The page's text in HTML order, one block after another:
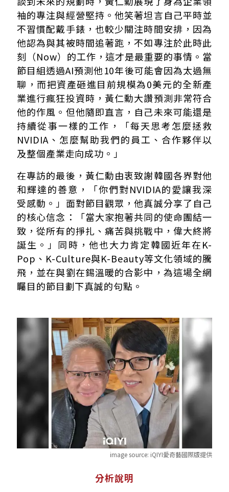
袖的專注與經營堅持。他笑著坦言自己平時並
不習慣配戴手錶，也較少關注時間安排，因為
他認為與其被時間追著跑，不如專注於此時此
刻（Now）的工作，這才是最重要的事情。當
節目組透過AI預測他10年後可能會因為太過無
聊，而把資產砸進目前規模為0美元的全新產
業進行瘋狂投資時，黃仁勳大讚預測非常符合
他的作風。但他隨即直言，自己未來可能還是
持續從事一樣的工作，「每天思考怎麼拯救
NVIDIA、怎麼幫助我們的員工、合作夥伴以
及整個產業走向成功。」
在專訪的最後，黃仁勳由衷致謝韓國各界對他
和輝達的善意，「你們對NVIDIA的愛讓我深
受感動。」面對節目觀眾，他真誠分享了自己
的核心信念：「當大家抱著共同的使命團結一
致，從所有的掙扎、痛苦與挑戰中，偉大終將
誕生。」同時，他也大力肯定韓國近年在K-
Pop、K-Culture與K-Beauty等文化領域的騰
飛，並在與劉在錫溫暖的合影中，為這場全網
矚目的節目劃下真誠的句點。
image source: iQIYI愛奇藝國際版提供
分析說明